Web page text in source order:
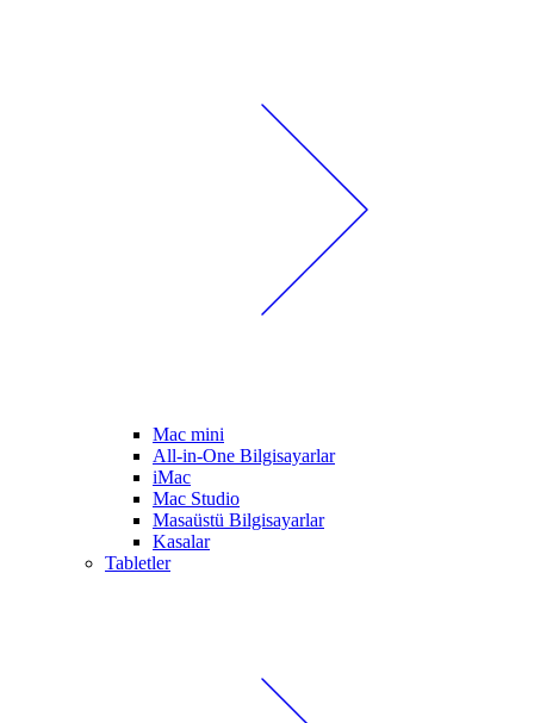
Mac mini
All-in-One Bilgisayarlar
iMac
Mac Studio
Masaüstü Bilgisayarlar
Kasalar
Tabletler